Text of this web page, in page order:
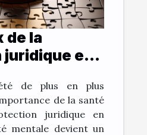
de la
en
de plus en plus
de la santé
juridique en
mentale devient un